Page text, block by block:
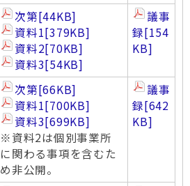
次第[44KB]
資料1[379KB]
資料2[70KB]
資料3[54KB]
議事
録[154
KB]
次第[66KB]
資料1[700KB]
資料3[699KB]
※資料2は個別事業所
に関わる事項を含むた
め非公開。
議事
録[642
KB]